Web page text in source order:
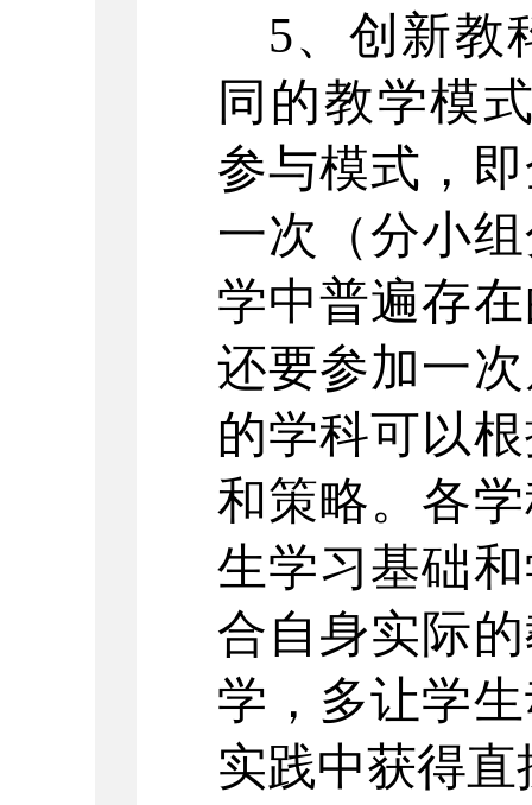
5、创新教
同的教学模
参与模式，
一次（分小
学中普遍存
还要参加一
的学科可以
和策略。各
生学习基础
合自身实际
学，多让学
实践中获得